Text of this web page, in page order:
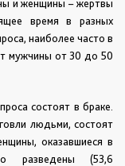
и женщины – жертвы
время в разных
наиболее часто в
мужчины от 30 до 50
состоят в браке.
людьми, состоят
оказавшиеся в
разведены (53,6